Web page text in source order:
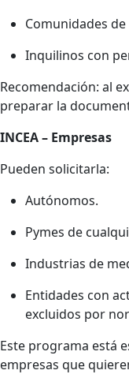
Comunidades
Inquilinos con
Recomendación: al
preparar la
INCEA – Empresas
Pueden solicitarla:
Autónomos.
Pymes de
Industrias de
Entidades con
excluidos por
Este programa está
empresas que